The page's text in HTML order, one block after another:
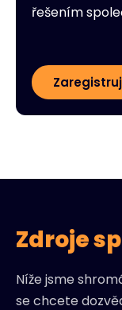
řešením
Zdroje
Níže jsme
se chcete